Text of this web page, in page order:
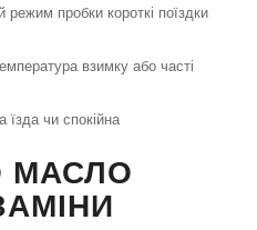
режим пробки короткі поїздки
взимку або часті
їзда чи спокійна
МАСЛО